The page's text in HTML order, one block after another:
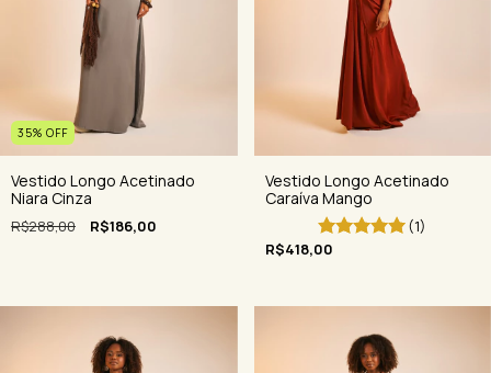
35% OFF
Vestido Longo Acetinado
Niara Cinza
R$288,00 R$186,00
Vestido Longo Acetinado
Caraíva Mango
(1)
R$418,00